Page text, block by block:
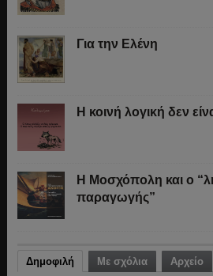
Για την Ελένη
Η κοινή λογική δεν
Η Μοσχόπολη και ο
παραγωγής”
Δημοφιλή Με σχόλια Αρχείο